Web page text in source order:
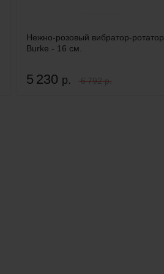
Нежно-розовый вибратор-ротатор
Burke - 16 см.
5 230 р. 6 792 р.